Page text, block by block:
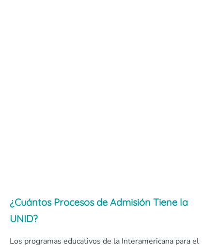
¿Cuántos Procesos de Admisión Tiene la
UNID?
Los programas educativos de la Interamericana para el